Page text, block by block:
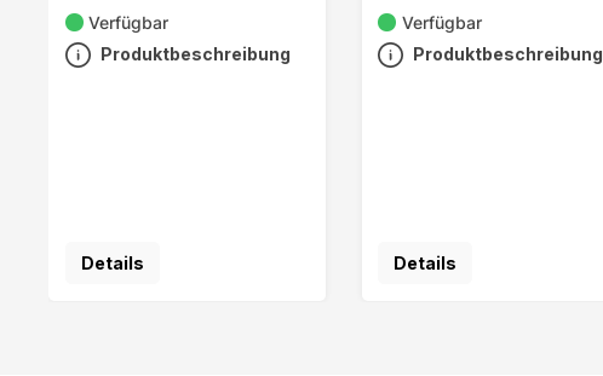
Verfügbar
Produktbeschreibung
Details
Verfügbar
Produktbeschreibung
Details